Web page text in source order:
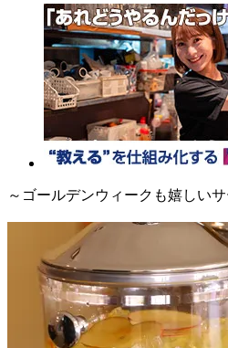
～ゴールデンウィークも嬉しい